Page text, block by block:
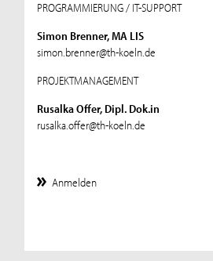
PROGRAMMIERUNG / IT-SUPPORT
Simon Brenner, MA LIS
simon.brenner@th-koeln.de
PROJEKTMANAGEMENT
Rusalka Offer, Dipl. Dok.in
rusalka.offer@th-koeln.de
Anmelden